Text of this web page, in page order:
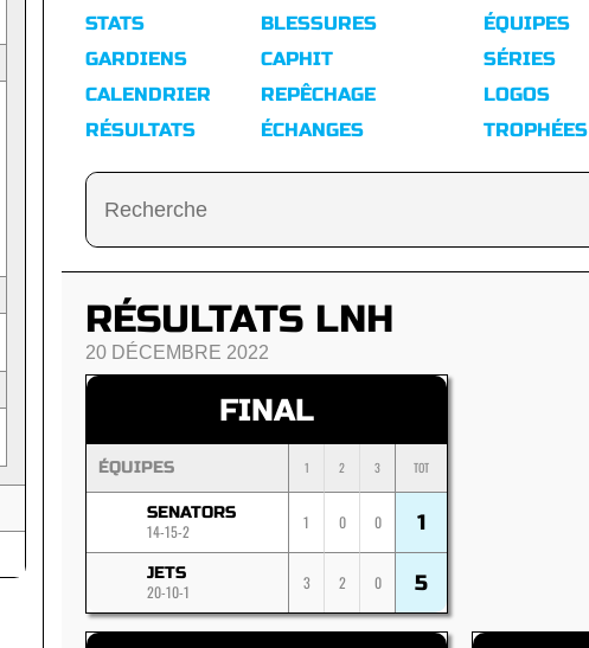
STATS
GARDIENS
CALENDRIER
RÉSULTATS
BLESSURES
CAPHIT
REPÊCHAGE
ÉCHANGES
ÉQUIPES
SÉRIES
LOGOS
TROPHÉES
RÉSULTATS LNH
20 DÉCEMBRE 2022
FINAL
ÉQUIPES 1 2 3 TOT
SENATORS
14-15-2
1 0 0 1
JETS
20-10-1
3 2 0 5